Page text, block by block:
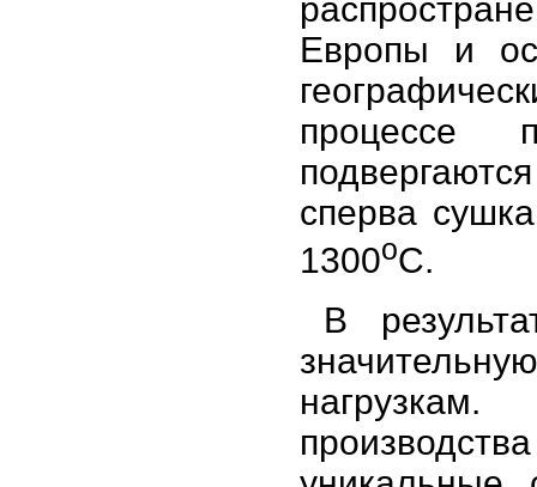
Европы и
процессе
сперва
1300оС.
В